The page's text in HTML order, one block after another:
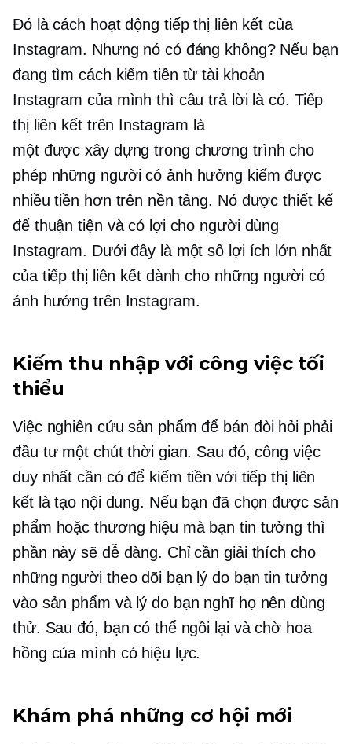
Đó là cách hoạt động tiếp thị liên kết của
Instagram. Nhưng nó có đáng không? Nếu bạn
đang tìm cách kiếm tiền từ tài khoản
Instagram của mình thì câu trả lời là có. Tiếp
thị liên kết trên Instagram là
một được xây dựng trong chương trình cho
phép những người có ảnh hưởng kiếm được
nhiều tiền hơn trên nền tảng. Nó được thiết kế
để thuận tiện và có lợi cho người dùng
Instagram. Dưới đây là một số lợi ích lớn nhất
của tiếp thị liên kết dành cho những người có
ảnh hưởng trên Instagram.
Kiếm thu nhập với công việc tối
thiểu
Việc nghiên cứu sản phẩm để bán đòi hỏi phải
đầu tư một chút thời gian. Sau đó, công việc
duy nhất cần có để kiếm tiền với tiếp thị liên
kết là tạo nội dung. Nếu bạn đã chọn được sản
phẩm hoặc thương hiệu mà bạn tin tưởng thì
phần này sẽ dễ dàng. Chỉ cần giải thích cho
những người theo dõi bạn lý do bạn tin tưởng
vào sản phẩm và lý do bạn nghĩ họ nên dùng
thử. Sau đó, bạn có thể ngồi lại và chờ hoa
hồng của mình có hiệu lực.
Khám phá những cơ hội mới